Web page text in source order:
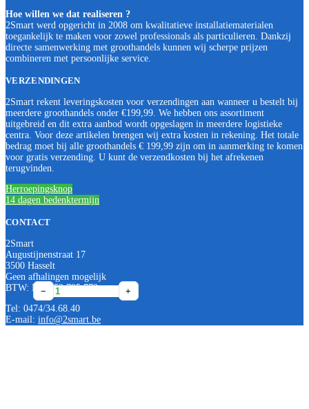
−
Frost-
Tec
Easy
voorgemonteerde
+
−
Schell
Polar
II
vorstvrije
+
−
Promo
Augustus
Mora
garden
+
Hoe willen we dat realiseren ?
2Smart werd opgericht in 2008 om kwalitatieve installatiematerialen
toegankelijk te maken voor zowel professionals als particulieren. Dankzij
directe samenwerking met groothandels kunnen wij scherpe prijzen
combineren met persoonlijke service.
VERZENDINGEN
2Smart rekent leveringskosten voor verzendingen aan wanneer u bestelt bij
meerdere groothandels onder €199,99. We hebben ons assortiment
uitgebreid en dit extra aanbod wordt opgeslagen in meerdere logistieke
centra. Voor deze artikelen brengen wij extra kosten in rekening. Het totale
bedrag moet bij alle groothandels € 199,99 zijn om in aanmerking te komen
voor gratis verzending. U kunt de verzendkosten bij het afrekenen
terugvinden.
Herroepingsknop
14 dagen bedenktermijn
CONTACT
2Smart
Augustijnenstraat 17
3500 Hasselt
Geen afhalingen mogelijk
BTW: BE0552 795 773
Tel: 0474/34.68.40
E-mail: info@2smart.be